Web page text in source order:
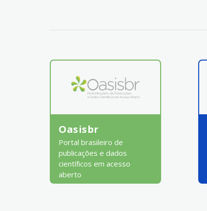
Oasisbr
Portal brasileiro de
publicações e dados
científicos em acesso
aberto